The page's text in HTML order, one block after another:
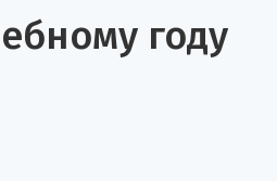
году